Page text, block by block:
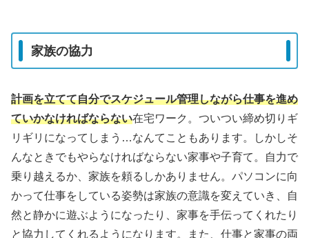
家族の協力
計画を立てて自分でスケジュール管理しながら仕事を進め
ていかなければならない在宅ワーク。ついつい締め切りギ
リギリになってしまう…なんてこともあります。しかしそ
んなときでもやらなければならない家事や子育て。自力で
乗り越えるか、家族を頼るしかありません。パソコンに向
かって仕事をしている姿勢は家族の意識を変えていき、自
然と静かに遊ぶようになったり、家事を手伝ってくれたり
と協力してくれるようになります。また、仕事と家事の両